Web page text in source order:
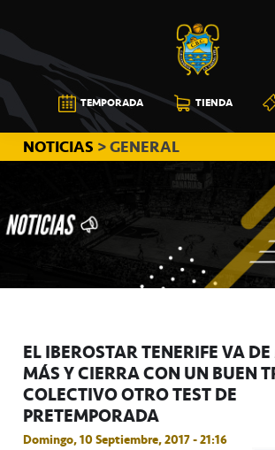
a
la
navegación
principal
al
contenido
principal
a
la
barra
lateral
principal
CB
CANARIAS
TEMPORADA TIENDA
NOTICIAS > GENERAL
EL IBEROSTAR TENERIFE VA
MÁS Y CIERRA CON UN BUEN
COLECTIVO OTRO TEST DE
PRETEMPORADA
Domingo, 10 Septiembre, 2017 - 21:16